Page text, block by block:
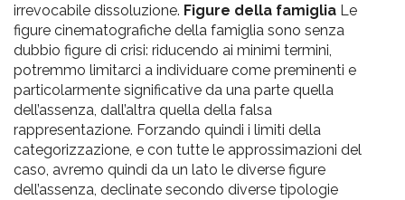
irrevocabile dissoluzione. Figure della famiglia Le
figure cinematografiche della famiglia sono senza
dubbio figure di crisi: riducendo ai minimi termini,
potremmo limitarci a individuare come preminenti e
particolarmente significative da una parte quella
dell’assenza, dall’altra quella della falsa
rappresentazione. Forzando quindi i limiti della
categorizzazione, e con tutte le approssimazioni del
caso, avremo quindi da un lato le diverse figure
dell’assenza, declinate secondo diverse tipologie